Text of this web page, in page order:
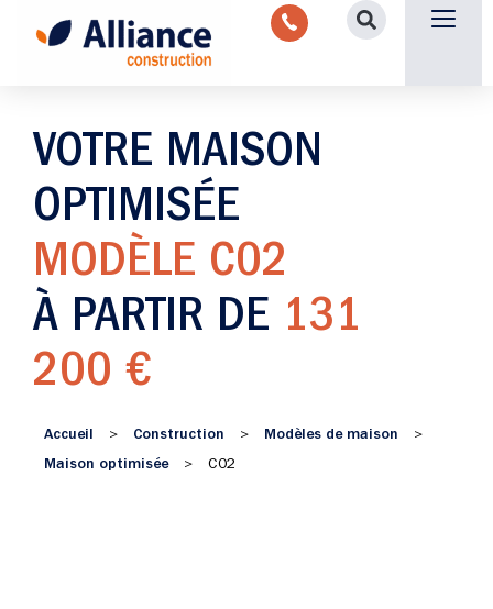
VOTRE MAISON
OPTIMISÉE
MODÈLE C02
À PARTIR DE 131
200 €
Accueil > Construction > Modèles de maison >
Maison optimisée > C02